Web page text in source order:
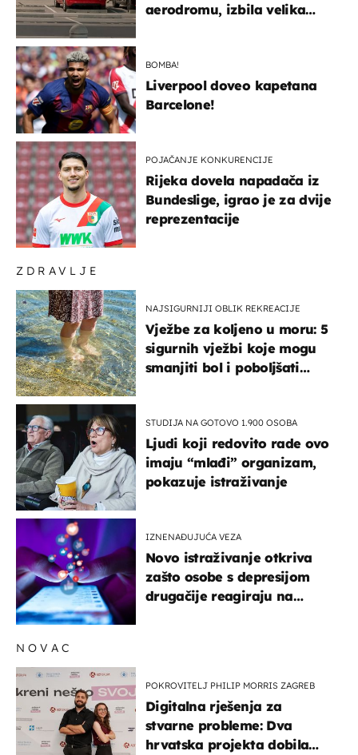
ZDRAVLJE
NAJSIGURNIJI OBLIK REKREACIJE
Vježbe za koljeno u moru: 5
sigurnih vježbi koje mogu
smanjiti bol i poboljšati
STUDIJA NA GOTOVO 1.900 OSOBA
Ljudi koji redovito rade ovo
imaju “mlađi” organizam,
pokazuje istraživanje
IZNENAĐUJUĆA VEZA
Novo istraživanje otkriva
zašto osobe s depresijom
drugačije reagiraju na
aerodromu, izbila velika
BOMBA!
Liverpool doveo kapetana
Barcelone!
POJAČANJE KONKURENCIJE
Rijeka dovela napadača iz
Bundeslige, igrao je za dvije
reprezentacije
NOVAC
POKROVITELJ PHILIP MORRIS ZAGREB
Digitalna rješenja za
stvarne probleme: Dva
hrvatska projekta dobila